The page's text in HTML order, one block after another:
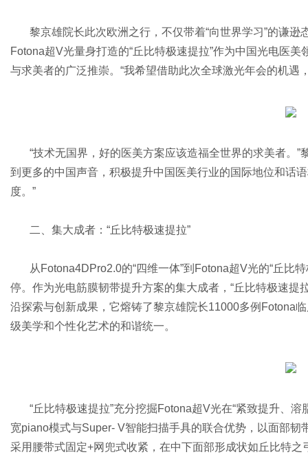
黎京雄院长此次欧洲之行，不仅带着“向世界学习”的谦
Fotona超V光量身打造的“丘比特极速提拉”作为中国光电医
与求美者的广泛推崇。“我希望借助此次全球激光年会的机遇
“技术无国界，好的医美方案应该造福全世界的求美者。
到更多的中国声音，积极提升中国医美行业的国际地位和话
度。”
二、集大成者：“丘比特极速提拉”
从Fotona4DPro2.0的“四维一体”到Fotona超V光的“丘比
停。作为光电筋膜韧带提升方案的集大成者，“丘比特极速提
沿探索与创新成果，它熔铸了黎京雄院长11000多例Fotona
级美学和个性化艺术的和谐统一。
“丘比特极速提拉”充分挖掘Fotona超V光在“紧致提升、
宽piano模式与Super- V智能扫描手具的联合优势，以面部
采用腰带式固定+网兜式收紧，在中下面部形成状如丘比特